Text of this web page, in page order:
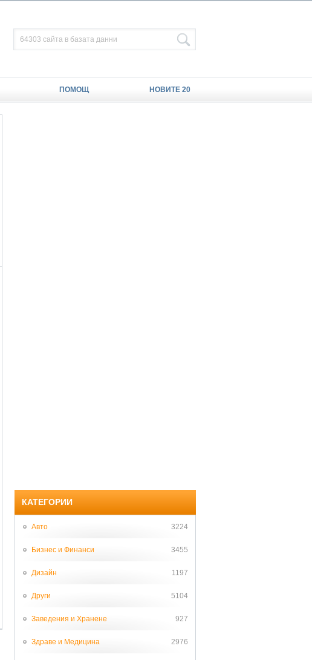
ПОМОЩ НОВИТЕ 20
КАТЕГОРИИ
Авто 3224
Бизнес и Финанси 3455
Дизайн 1197
Други 5104
Заведения и Хранене 927
Здраве и Медицина 2976